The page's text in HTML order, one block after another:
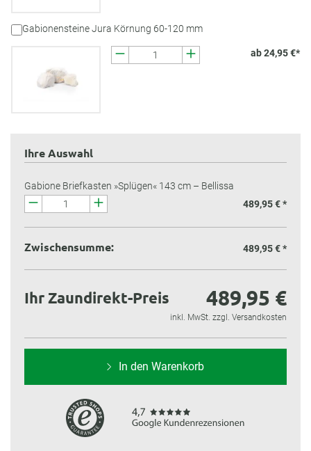
Gabionensteine Jura Körnung 60-120 mm
ab 24,95 €*
Ihre Auswahl
Gabione Briefkasten »Splügen« 143 cm – Bellissa
489,95 € *
Zwischensumme: 489,95 €*
Ihr Zaundirekt-Preis 489,95 €
inkl. MwSt. zzgl. Versandkosten
In den Warenkorb